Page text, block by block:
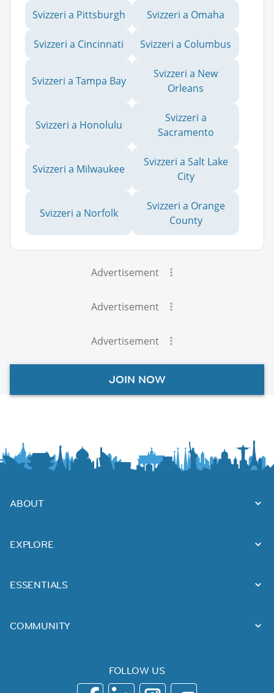
Svizzeri a Pittsburgh Svizzeri a Omaha
Svizzeri a Cincinnati Svizzeri a Columbus
Svizzeri a Tampa Bay
Svizzeri a New
Orleans
Svizzeri a Honolulu
Svizzeri a
Sacramento
Svizzeri a Milwaukee
Svizzeri a Salt Lake
City
Svizzeri a Norfolk
Svizzeri a Orange
County
Advertisement
Advertisement
Advertisement
JOIN NOW
ABOUT
EXPLORE
ESSENTIALS
COMMUNITY
FOLLOW US